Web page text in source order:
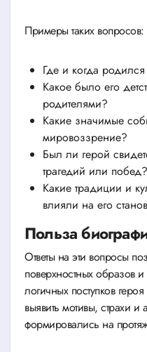
Примеры таких вопросов:
Где и когда
Какое было его
родителями?
Какие значимые
мировоззрение?
Был ли герой
трагедий или побед?
Какие традиции и
влияли на его
Польза
Ответы на эти вопросы
поверхностных образов
логичных поступков
выявить мотивы, страхи
формировались на